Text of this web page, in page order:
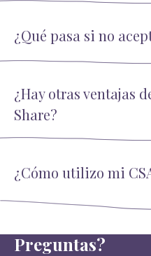
¿Qué pasa si no
¿Hay otras ventajas
Share?
¿Cómo utilizo mi
Preguntas?